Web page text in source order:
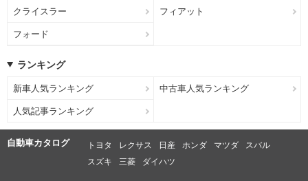
クライスラー フィアット
フォード
ランキング
新車人気ランキング 中古車人気ランキング
人気記事ランキング
自動車カタログ トヨタ レクサス 日産 ホンダ マツダ
スバル
スズキ
三菱 ダイハツ